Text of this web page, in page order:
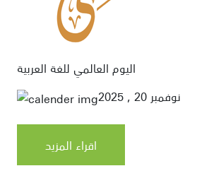
اليوم العالمي للغة العربية
نوفمبر 20 , 2025
اقراء المزيد